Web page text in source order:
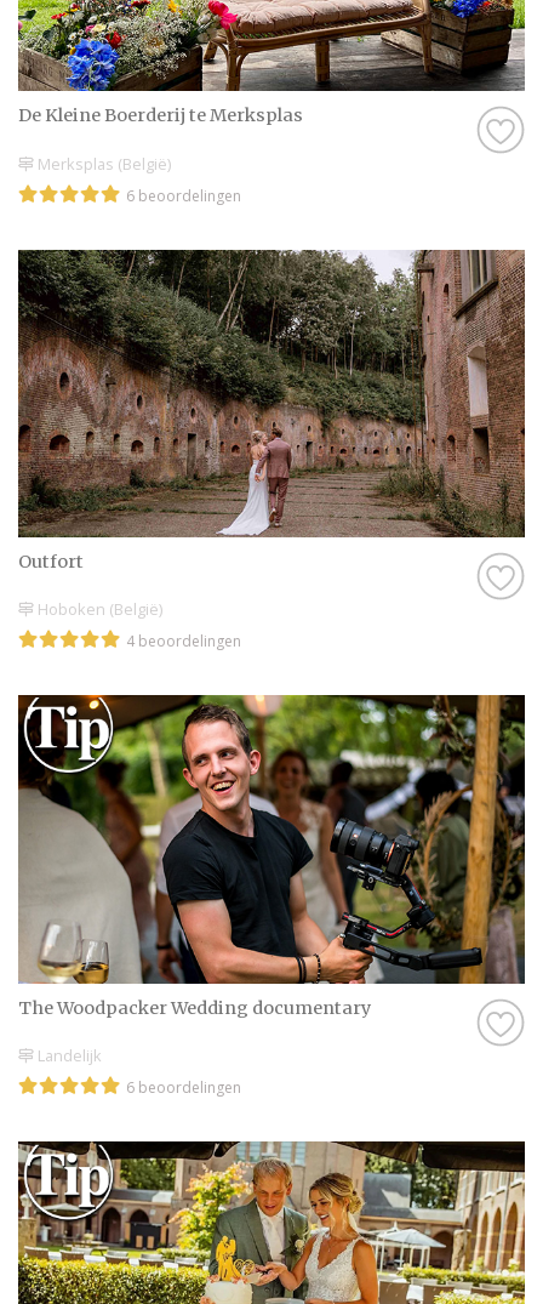
De Kleine Boerderij te Merksplas
Merksplas (België)
6 beoordelingen
Outfort
Hoboken (België)
4 beoordelingen
The Woodpacker Wedding documentary
Landelijk
6 beoordelingen